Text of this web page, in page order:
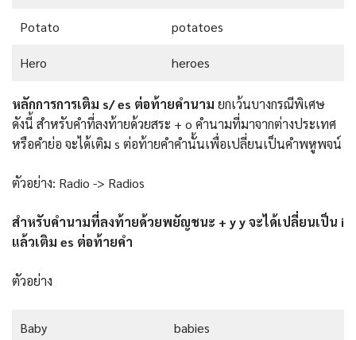
Potato potatoes
Hero heroes
หลักการการเติม s/ es ต่อท้ายคำนาม ยกเว้นบางกรณีพิเศษ
ดังนี้ สำหรับคำที่ลงท้ายด้วยสระ + o คำนามที่มาจากต่างประเทศ
หรือคำย่อ จะได้เติม s ต่อท้ายคำคำนั้นเพื่อเปลี่ยนเป็นคำพหูพจน์
ตัวอย่าง: Radio -> Radios
สำหรับคำนามที่ลงท้ายด้วยพยัญชนะ + y y จะได้เปลี่ยนเป็น i
แล้วเติม es ต่อท้ายคำ
ตัวอย่าง
Baby babies